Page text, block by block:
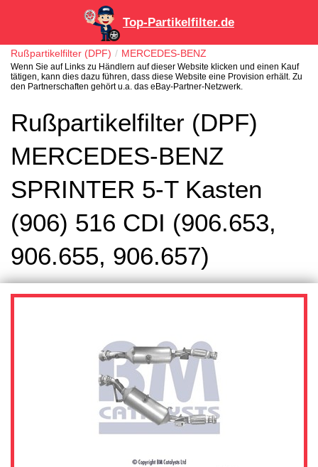
Top-Partikelfilter.de
Rußpartikelfilter (DPF) MERCEDES-BENZ
Wenn Sie auf Links zu Händlern auf dieser Website klicken und einen Kauf
tätigen, kann dies dazu führen, dass diese Website eine Provision erhält. Zu
den Partnerschaften gehört u.a. das eBay-Partner-Netzwerk.
Rußpartikelfilter (DPF)
MERCEDES-BENZ
SPRINTER 5-T Kasten
(906) 516 CDI (906.653,
906.655, 906.657)